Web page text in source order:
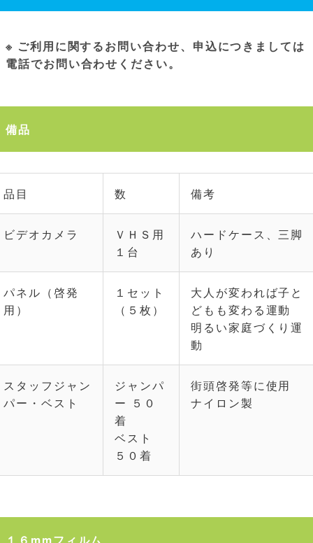
※ ご利用に関するお問い合わせ、申込につきましては
電話でお問い合わせください。
備品
品目 数 備考
ビデオカメラ
ＶＨＳ用
１台
ハードケース、三脚
あり
パネル（啓発
用）
１セット
（５枚）
大人が変われば子と
どもも変わる運動
明るい家庭づくり運
動
スタッフジャン
パー・ベスト
ジャンパ
ー ５０
着
ベスト
５０着
街頭啓発等に使用
ナイロン製